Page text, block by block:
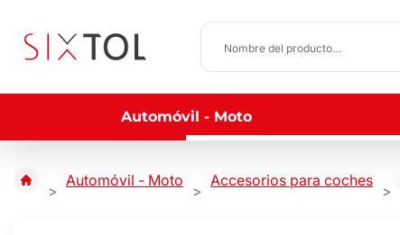
Automóvil - Moto
Automóvil - Moto Accesorios para coches